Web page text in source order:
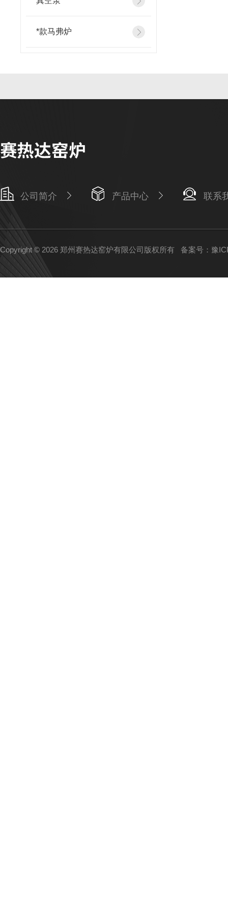
*款马弗炉
公司简介 产品中心 联系
Copyright © 2026 郑州赛热达窑炉有限公司版权所有 备案号：豫